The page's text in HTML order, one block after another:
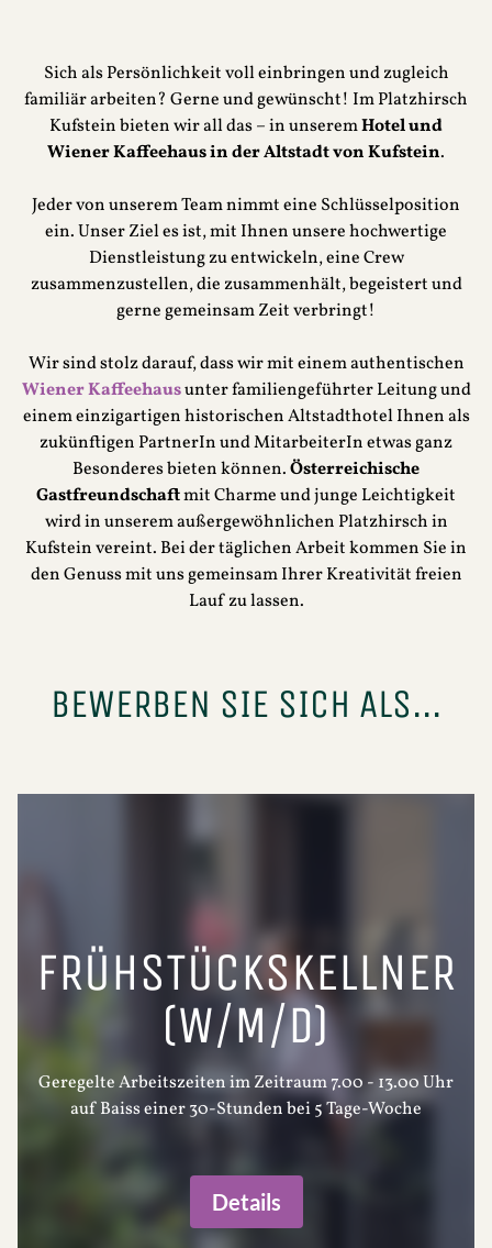
Sich als Persönlichkeit voll einbringen und zugleich
familiär arbeiten? Gerne und gewünscht! Im Platzhirsch
Kufstein bieten wir all das – in unseremHotel und
Wiener Kaffeehaus in der Altstadt von Kufstein.
Jeder von unserem Team nimmt eine Schlüsselposition
ein. Unser Ziel es ist, mit Ihnen unsere hochwertige
Dienstleistung zu entwickeln, eine Crew
zusammenzustellen, die zusammenhält, begeistert und
gerne gemeinsam Zeit verbringt!
Wir sind stolz darauf, dass wir mit einem authentischen
Wiener Kaffeehausunter familiengeführter Leitung und
einem einzigartigen historischen Altstadthotel Ihnen als
zukünftigen PartnerIn und MitarbeiterIn etwas ganz
Besonderes bieten können.Österreichische
Gastfreundschaftmit Charme und junge Leichtigkeit
wird in unserem außergewöhnlichen Platzhirsch in
Kufstein vereint. Bei der täglichen Arbeit kommen Sie in
den Genuss mit uns gemeinsam Ihrer Kreativität freien
Lauf zu lassen.
BEWERBEN SIE SICH ALS...